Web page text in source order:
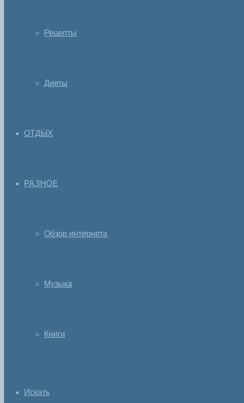
Рецепты
Диеты
ОТДЫХ
РАЗНОЕ
Обзор интернета
Музыка
Книги
Искать